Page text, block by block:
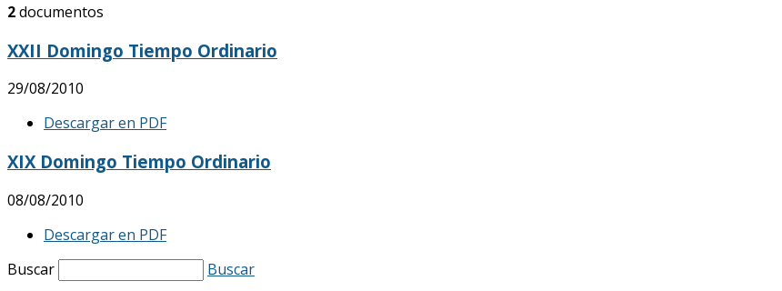
2documentos
XXII Domingo Tiempo Ordinario
29/08/2010
Descargar en PDF
XIX Domingo Tiempo Ordinario
08/08/2010
Descargar en PDF
Buscar
Buscar